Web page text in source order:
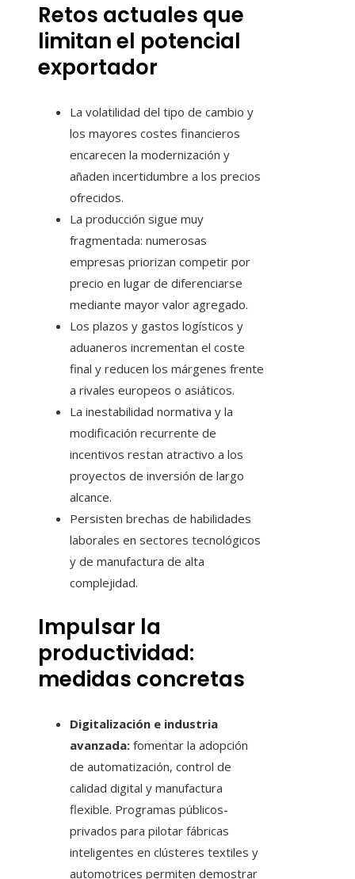
Retos actuales que
limitan el potencial
exportador
La volatilidad del tipo de cambio y
los mayores costes financieros
encarecen la modernización y
añaden incertidumbre a los precios
ofrecidos.
La producción sigue muy
fragmentada: numerosas
empresas priorizan competir por
precio en lugar de diferenciarse
mediante mayor valor agregado.
Los plazos y gastos logísticos y
aduaneros incrementan el coste
final y reducen los márgenes frente
a rivales europeos o asiáticos.
La inestabilidad normativa y la
modificación recurrente de
incentivos restan atractivo a los
proyectos de inversión de largo
alcance.
Persisten brechas de habilidades
laborales en sectores tecnológicos
y de manufactura de alta
complejidad.
Impulsar la
productividad:
medidas concretas
Digitalización e industria
avanzada: fomentar la adopción
de automatización, control de
calidad digital y manufactura
flexible. Programas públicos-
privados para pilotar fábricas
inteligentes en clústeres textiles y
automotrices permiten demostrar